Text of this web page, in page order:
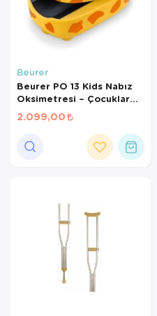
Beurer
Beurer PO 13 Kids Nabız
Oksimetresi – Çocuklar
İçin SpO2 & Nabız Ölçer
Parmak Tipi
2.099,00